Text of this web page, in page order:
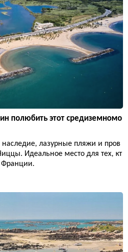
полюбить этот средиземномо
лазурные пляжи и пров
Идеальное место для тех, кт
Франции.